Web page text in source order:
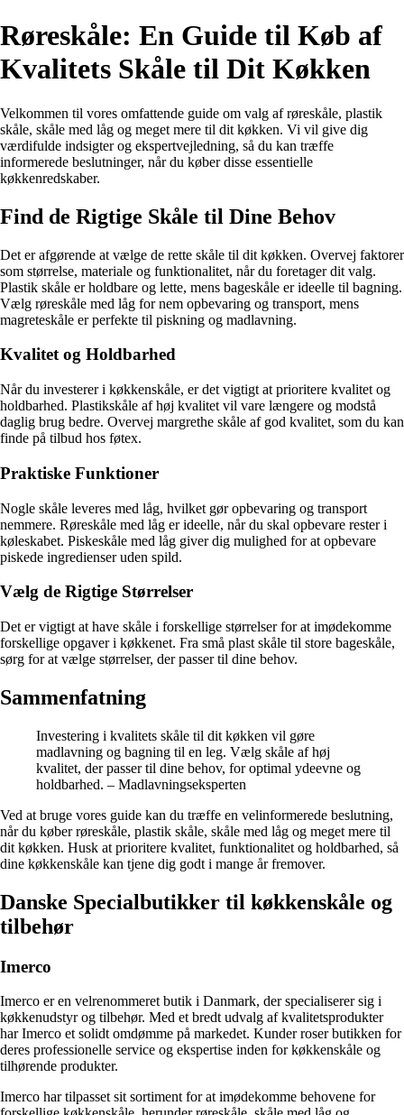
Røreskåle: En Guide til Køb af
Kvalitets Skåle til Dit Køkken
Velkommen til vores omfattende guide om valg af røreskåle, plastik
skåle, skåle med låg og meget mere til dit køkken. Vi vil give dig
værdifulde indsigter og ekspertvejledning, så du kan træffe
informerede beslutninger, når du køber disse essentielle
køkkenredskaber.
Find de Rigtige Skåle til Dine Behov
Det er afgørende at vælge de rette skåle til dit køkken. Overvej faktorer
som størrelse, materiale og funktionalitet, når du foretager dit valg.
Plastik skåle er holdbare og lette, mens bageskåle er ideelle til bagning.
Vælg røreskåle med låg for nem opbevaring og transport, mens
magreteskåle er perfekte til piskning og madlavning.
Kvalitet og Holdbarhed
Når du investerer i køkkenskåle, er det vigtigt at prioritere kvalitet og
holdbarhed. Plastikskåle af høj kvalitet vil vare længere og modstå
daglig brug bedre. Overvej margrethe skåle af god kvalitet, som du kan
finde på tilbud hos føtex.
Praktiske Funktioner
Nogle skåle leveres med låg, hvilket gør opbevaring og transport
nemmere. Røreskåle med låg er ideelle, når du skal opbevare rester i
køleskabet. Piskeskåle med låg giver dig mulighed for at opbevare
piskede ingredienser uden spild.
Vælg de Rigtige Størrelser
Det er vigtigt at have skåle i forskellige størrelser for at imødekomme
forskellige opgaver i køkkenet. Fra små plast skåle til store bageskåle,
sørg for at vælge størrelser, der passer til dine behov.
Sammenfatning
Investering i kvalitets skåle til dit køkken vil gøre
madlavning og bagning til en leg. Vælg skåle af høj
kvalitet, der passer til dine behov, for optimal ydeevne og
holdbarhed. – Madlavningseksperten
Ved at bruge vores guide kan du træffe en velinformerede beslutning,
når du køber røreskåle, plastik skåle, skåle med låg og meget mere til
dit køkken. Husk at prioritere kvalitet, funktionalitet og holdbarhed, så
dine køkkenskåle kan tjene dig godt i mange år fremover.
Danske Specialbutikker til køkkenskåle og
tilbehør
Imerco
Imerco er en velrenommeret butik i Danmark, der specialiserer sig i
køkkenudstyr og tilbehør. Med et bredt udvalg af kvalitetsprodukter
har Imerco et solidt omdømme på markedet. Kunder roser butikken for
deres professionelle service og ekspertise inden for køkkenskåle og
tilhørende produkter.
Imerco har tilpasset sit sortiment for at imødekomme behovene for